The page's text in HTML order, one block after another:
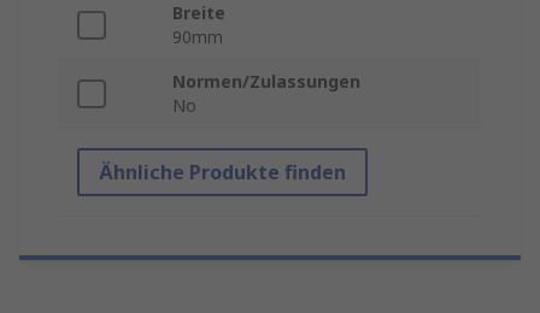
Breite
90mm
Normen/Zulassungen
No
Ähnliche Produkte finden